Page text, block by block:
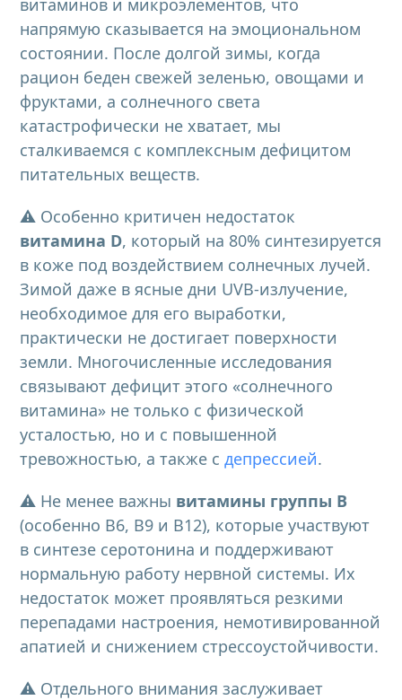
витаминов и микроэлементов, что
напрямую сказывается на эмоциональном
состоянии. После долгой зимы, когда
рацион беден свежей зеленью, овощами и
фруктами, а солнечного света
катастрофически не хватает, мы
сталкиваемся с комплексным дефицитом
питательных веществ.
⚠️ Особенно критичен недостаток
витамина D, который на 80% синтезируется
в коже под воздействием солнечных лучей.
Зимой даже в ясные дни UVB-излучение,
необходимое для его выработки,
практически не достигает поверхности
земли. Многочисленные исследования
связывают дефицит этого «солнечного
витамина» не только с физической
усталостью, но и с повышенной
тревожностью, а также сдепрессией.
⚠️ Не менее важны витамины группы B
(особенно B6, B9 и B12), которые участвуют
в синтезе серотонина и поддерживают
нормальную работу нервной системы. Их
недостаток может проявляться резкими
перепадами настроения, немотивированной
апатией и снижением стрессоустойчивости.
⚠️ Отдельного внимания заслуживает